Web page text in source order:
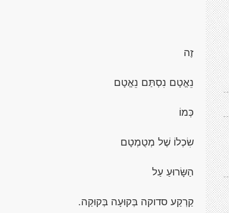
זֶה
נֵאֱטָם נִסְתַּם נֵאֱטָם
כְּמוֹ
שִׂכְלוֹ שֶׁל מְטֻמְטָם
הַשָּׂרוּעַ עַל
קַרְקַע סדוקה בְּקוּעָה בְּקוּקַה.